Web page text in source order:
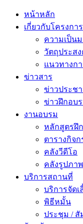
หน้าหลัก
เกี่ยวกับโครงการ
ความเป็น
วัตถุประส
แนวทางก
ข่าวสาร
ข่าวประช
ข่าวฝึกอบ
งานอบรม
หลักสูตรฝึ
ตารางกิจก
คลังวีดีโอ
คลังรูปภาพ
บริการสถานที่
บริการจัดเ
พิธีหมั้น
ประชุม / สั